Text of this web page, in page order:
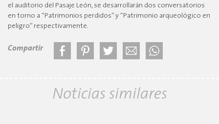
el auditorio del Pasaje León, se desarrollarán dos conversatorios
en torno a “Patrimonios perdidos” y “Patrimonio arqueológico en
peligro” respectivamente.
Compartir
Noticias similares